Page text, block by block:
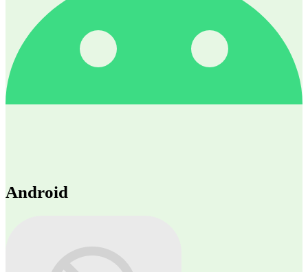
Android